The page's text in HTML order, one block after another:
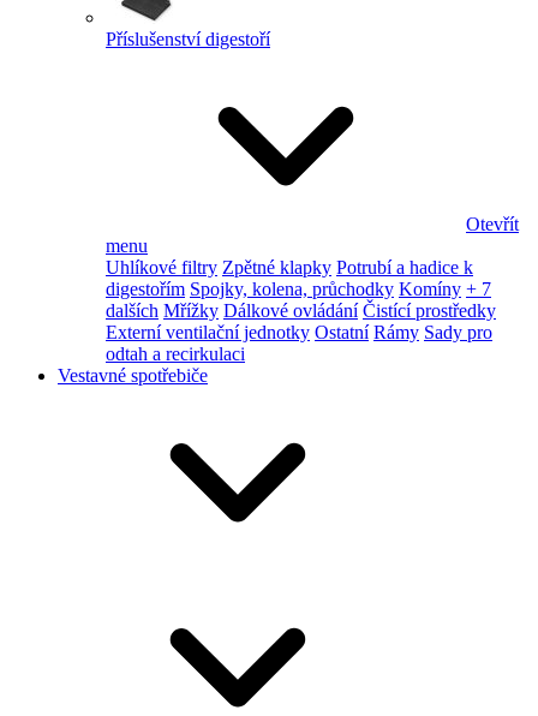
Příslušenství digestoří
Otevřít
menu
Uhlíkové filtry Zpětné klapky Potrubí a hadice k
digestořím Spojky, kolena, průchodky Komíny + 7
dalších Mřížky Dálkové ovládání Čistící prostředky
Externí ventilační jednotky Ostatní Rámy Sady pro
odtah a recirkulaci
Vestavné spotřebiče